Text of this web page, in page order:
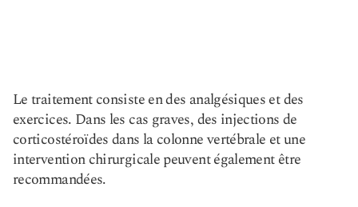
Le traitement consiste en des analgésiques et des
exercices. Dans les cas graves, des injections de
corticostéroïdes dans la colonne vertébrale et une
intervention chirurgicale peuvent également être
recommandées.